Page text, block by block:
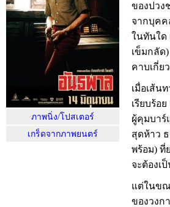
ภาพนิ่ง/โปสเตอร์
เกร็ดจากภาพยนตร์
ของปวง
จากบุคค
ในทันใด
เข็มกลัด
คาบเกี่ย
เมื่อเส้น
เรียบร้อ
ผู้คุมบาร์
สุดห้าว
พร้อม) ที่
จะต้องเ
แต่ในขณ
ของวงก